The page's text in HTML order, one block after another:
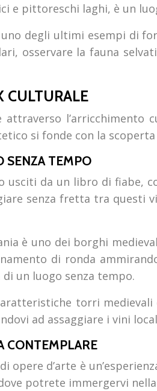
e pittoreschi laghi, è un
uno degli ultimi esempi di
osservare la fauna
CULTURALE
l’arricchimento
si fonde con la
SENZA TEMPO
usciti da un libro di fiabe,
senza fretta tra
è uno dei borghi
di ronda
un luogo senza tempo.
torri
ad assaggiare i vini
CONTEMPLARE
opere d’arte è
potrete immergervi